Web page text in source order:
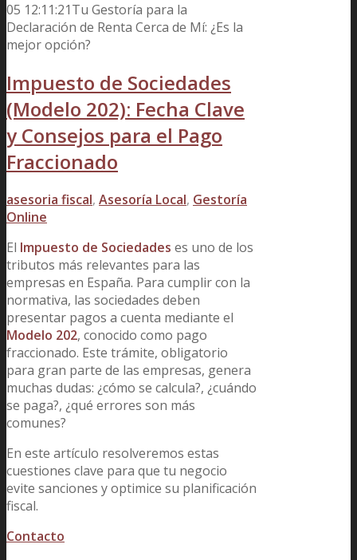
05 12:11:21Tu Gestoría para la
Declaración de Renta Cerca de Mí: ¿Es la
mejor opción?
Impuesto de Sociedades
(Modelo 202): Fecha Clave
y Consejos para el Pago
Fraccionado
asesoria fiscal, Asesoría Local, Gestoría
Online
El Impuesto de Sociedades es uno de los
tributos más relevantes para las
empresas en España. Para cumplir con la
normativa, las sociedades deben
presentar pagos a cuenta mediante el
Modelo 202, conocido como pago
fraccionado. Este trámite, obligatorio
para gran parte de las empresas, genera
muchas dudas: ¿cómo se calcula?, ¿cuándo
se paga?, ¿qué errores son más
comunes?
En este artículo resolveremos estas
cuestiones clave para que tu negocio
evite sanciones y optimice su planificación
fiscal.
Contacto